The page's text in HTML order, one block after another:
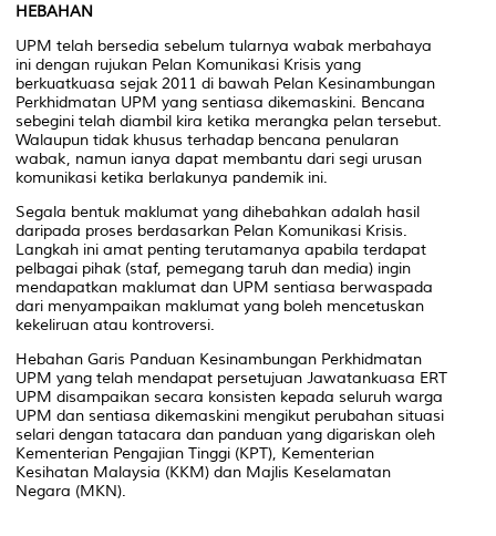
HEBAHAN
UPM telah bersedia sebelum tularnya wabak merbahaya
ini dengan rujukan Pelan Komunikasi Krisis yang
berkuatkuasa sejak 2011 di bawah Pelan Kesinambungan
Perkhidmatan UPM yang sentiasa dikemaskini. Bencana
sebegini telah diambil kira ketika merangka pelan tersebut.
Walaupun tidak khusus terhadap bencana penularan
wabak, namun ianya dapat membantu dari segi urusan
komunikasi ketika berlakunya pandemik ini.
Segala bentuk maklumat yang dihebahkan adalah hasil
daripada proses berdasarkan Pelan Komunikasi Krisis.
Langkah ini amat penting terutamanya apabila terdapat
pelbagai pihak (staf, pemegang taruh dan media) ingin
mendapatkan maklumat dan UPM sentiasa berwaspada
dari menyampaikan maklumat yang boleh mencetuskan
kekeliruan atau kontroversi.
Hebahan Garis Panduan Kesinambungan Perkhidmatan
UPM yang telah mendapat persetujuan Jawatankuasa ERT
UPM disampaikan secara konsisten kepada seluruh warga
UPM dan sentiasa dikemaskini mengikut perubahan situasi
selari dengan tatacara dan panduan yang digariskan oleh
Kementerian Pengajian Tinggi (KPT), Kementerian
Kesihatan Malaysia (KKM) dan Majlis Keselamatan
Negara (MKN).